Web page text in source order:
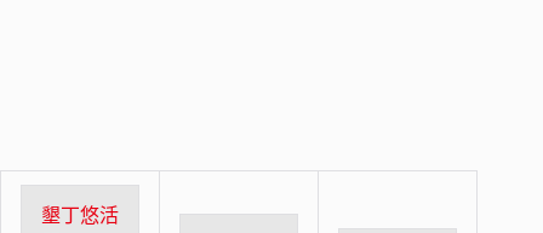
墾丁悠活